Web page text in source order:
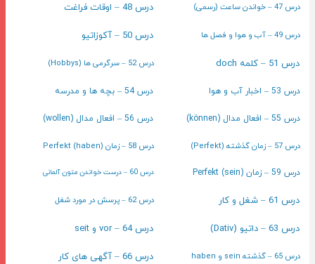
درس 47 – خواندن ساعت (رسمی) درس 48 – اوقات فراغت
درس 49 – آب و هوا و فصل ها درس 50 – آکوزاتیو
درس 51 – کلمه doch درس 52 – سرگرمی ها (Hobbys)
درس 53 – اخبار آب و هوا درس 54 – بچه ها و مدرسه
درس 55 – افعال مدال (können) درس 56 – افعال مدال (wollen)
درس 57 – زمان گذشته (Perfekt) درس 58 – زمان Perfekt (haben)
درس 59 – زمان Perfekt (sein) درس 60 – درست خواندن متون آلمانی
درس 61 – شغل و کار درس 62 – پرسش در مورد شغل
درس 63 – داتیو (Dativ) درس 64 – vor و seit
درس 65 – گذشته sein و haben درس 66 – آگهی های کار